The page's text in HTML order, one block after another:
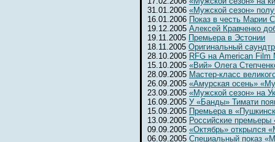
31.01.2006 «Мужской сезон»
16.01.2006 Показ в честь Марии
19.12.2005 Алексей Кравченко
19.11.2005 Премьера в Эстонии
18.11.2005 Оригинальный
28.10.2005 RFG на American Film
15.10.2005 «Вий» Олега
28.09.2005 Мастер-класс
26.09.2005 «Амурская осень»
23.09.2005 «Мужской сезон» на
16.09.2005 У «Банды» Тимати
15.09.2005 Премьера в
13.09.2005 Российские премьеры
09.09.2005 «Октябрь» открылся
06.09.2005 Специальный показ